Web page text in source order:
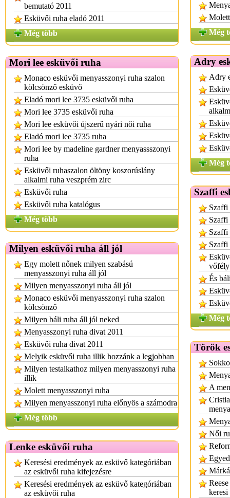
bemutató 2011
Esküvői ruha eladó 2011
Még több
Mori lee esküvői ruha
Monaco esküvői menyasszonyi ruha szalon
kölcsönző esküvő
Eladó mori lee 3735 esküvői ruha
Mori lee 3735 esküvői ruha
Mori lee esküvői újszerű nyári női ruha
Eladó mori lee 3735 ruha
Mori lee by madeline gardner menyassszonyi
ruha
Esküvői ruhaszalon öltöny koszorúslány
alkalmi ruha veszprém zirc
Esküvői ruha
Esküvői ruha katalógus
Még több
Milyen esküvői ruha áll jól
Egy molett nőnek milyen szabású
menyasszonyi ruha áll jól
Milyen menyasszonyi ruha áll jól
Monaco esküvői menyasszonyi ruha szalon
kölcsönző
Milyen báli ruha áll jól neked
Menyasszonyi ruha divat 2011
Esküvői ruha divat 2011
Melyik esküvői ruha illik hozzánk a legjobban
Milyen testalkathoz milyen menyasszonyi ruha
illik
Molett menyasszonyi ruha
Milyen menyasszonyi ruha előnyös a számodra
Még több
Lenke esküvői ruha
Keresési eredmények az esküvő kategóriában
az esküvői ruha kifejezésre
Keresési eredmények az esküvő kategóriában
az esküvői ruha
Még
Adry
Adry
Még
Szaffi
Szaffi
Szaffi
Szaffi
Szaffi
vőfély
És
Még
Török
A
Női
keresi